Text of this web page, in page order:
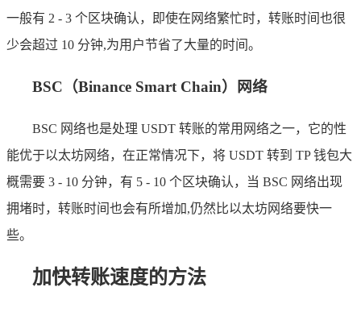
一般有 2 - 3 个区块确认，即使在网络繁忙时，转账时间也很
少会超过 10 分钟,为用户节省了大量的时间。
BSC（Binance Smart Chain）网络
BSC 网络也是处理 USDT 转账的常用网络之一，它的性
能优于以太坊网络，在正常情况下，将 USDT 转到 TP 钱包大
概需要 3 - 10 分钟，有 5 - 10 个区块确认，当 BSC 网络出现
拥堵时，转账时间也会有所增加,仍然比以太坊网络要快一
些。
加快转账速度的方法